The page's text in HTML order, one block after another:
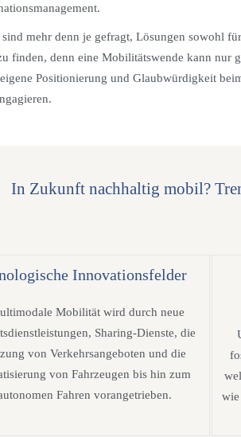
mehr denn je gefragt, Lösungen sowohl
finden, denn eine Mobilitätswende kann nur
Positionierung und Glaubwürdigkeit
In Zukunft nachhaltig mobil?
Innovationsfelder
Mobilität wird durch neue
Sharing-Dienste, die
von Verkehrsangeboten und die
von Fahrzeugen bis hin zum
Fahren vorangetrieben.
wie